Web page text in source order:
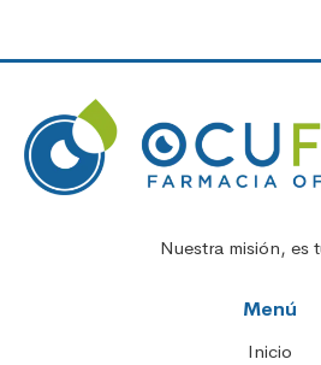
Nuestra misión, es
Menú
Inicio